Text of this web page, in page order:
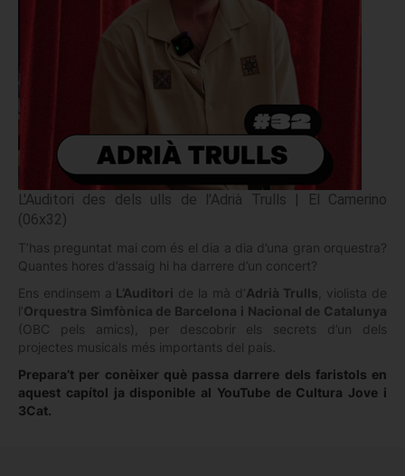
L'Auditori des dels ulls de l'Adrià Trulls | El Camerino
(06x32)
T’has preguntat mai com és el dia a dia d’una gran orquestra?
Quantes hores d’assaig hi ha darrere d’un concert?
Ens endinsem a L’Auditori de la mà d’Adrià Trulls , violista de
l’Orquestra Simfònica de Barcelona i Nacional de Catalunya
(OBC pels amics), per descobrir els secrets d’un dels
projectes musicals més importants del país.
Prepara’t per conèixer què passa darrere dels faristols en
aquest capítol ja disponible al YouTube de Cultura Jove i
3Cat.